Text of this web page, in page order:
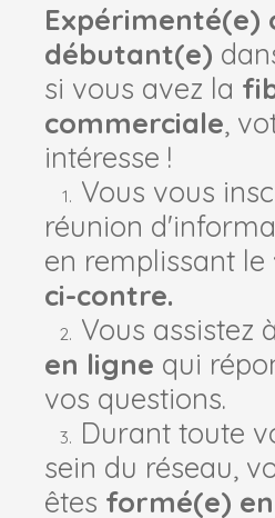
Expérimenté(e)
débutant(e)
si vous avez la
commerciale,
intéresse !
Vous vous
réunion
en remplissant le
ci-contre.
Vous assistez
en ligne qui
vos questions.
Durant toute
sein du réseau,
êtes formé(e)